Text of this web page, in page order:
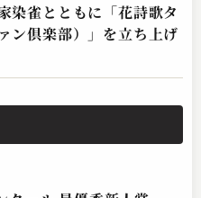
染雀とともに「花詩歌タ
ン倶楽部）」を立ち上げ